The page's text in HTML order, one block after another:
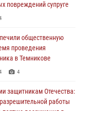
повреждений супруге
общественную
проведения
в Темникове
4
защитникам Отечества:
работы
вооружения в